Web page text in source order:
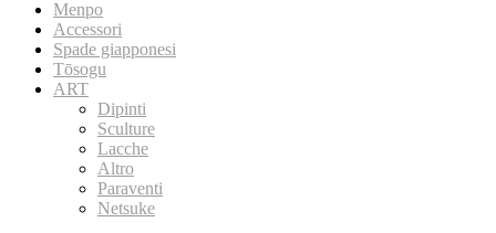
Menpo
Accessori
Spade giapponesi
Tōsogu
ART
Dipinti
Sculture
Lacche
Altro
Paraventi
Netsuke